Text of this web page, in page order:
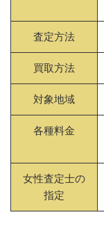
査定方法
買取方法
対象地域
各種料金
女性査定士の
指定